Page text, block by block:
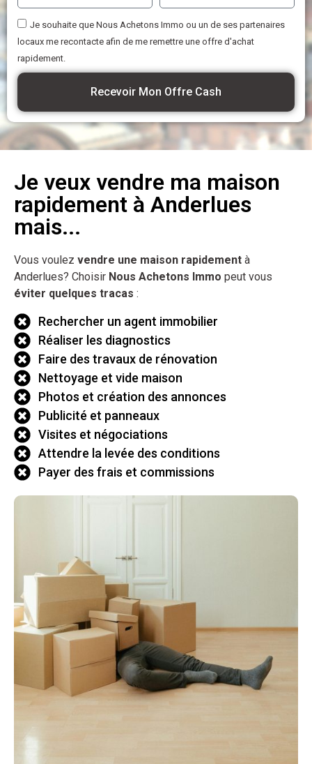
Je souhaite que Nous Achetons Immo ou un de ses partenaires
locaux me recontacte afin de me remettre une offre d'achat
rapidement.
Recevoir Mon Offre Cash
Je veux vendre ma maison
rapidement à Anderlues
mais...
Vous voulez vendre une maison rapidement à
Anderlues? Choisir Nous Achetons Immo peut vous
éviter quelques tracas :
Rechercher un agent immobilier
Réaliser les diagnostics
Faire des travaux de rénovation
Nettoyage et vide maison
Photos et création des annonces
Publicité et panneaux
Visites et négociations
Attendre la levée des conditions
Payer des frais et commissions